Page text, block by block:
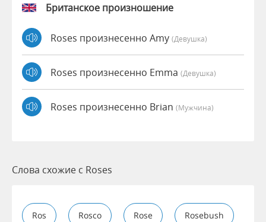
Британское произношение
Roses произнесенно Amy (девушка)
Roses произнесенно Emma (девушка)
Roses произнесенно Brian (мужчина)
Слова схожие с Roses
Ros Rosco Rose Rosebush